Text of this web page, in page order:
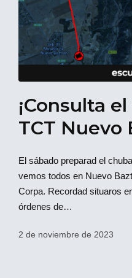
¡Consulta
TCT Nuevo
El sábado preparad el
vemos todos en Nuevo
Corpa. Recordad situaros
órdenes de…
2 de noviembre de 2023